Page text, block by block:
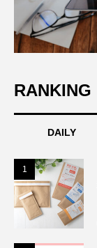
RANKING
DAILY
1